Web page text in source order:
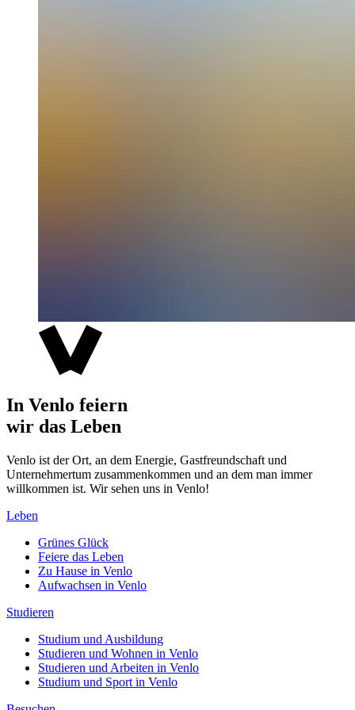
In Venlo feiern
wir das Leben
Venlo ist der Ort, an dem Energie, Gastfreundschaft und
Unternehmertum zusammenkommen und an dem man immer
willkommen ist. Wir sehen uns in Venlo!
Leben
Grünes Glück
Feiere das Leben
Zu Hause in Venlo
Aufwachsen in Venlo
Studieren
Studium und Ausbildung
Studieren und Wohnen in Venlo
Studieren und Arbeiten in Venlo
Studium und Sport in Venlo